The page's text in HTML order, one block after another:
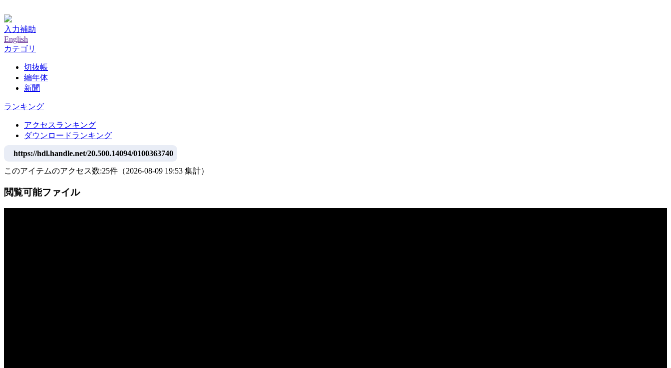
入力補助
English
カテゴリ
切抜帳
編年体
新聞
ランキング
アクセスランキング
ダウンロードランキング
https://hdl.handle.net/20.500.14094/0100363740
このアイテムのアクセス数:25件 （2026-08-09 19:53 集計）
閲覧可能ファイル